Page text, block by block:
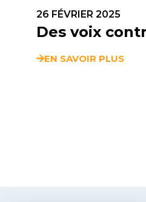
26 FÉVRIER 2025
Des voix
EN SAVOIR PLUS